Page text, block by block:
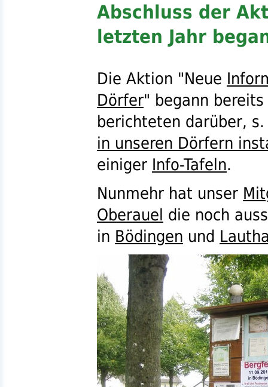
Abschluss der
letzten Jahr
Die Aktion "Neue
Dörfer" begann
berichteten darüber, s.
in unseren Dörfern
einiger Info-Tafeln.
Nunmehr hat unser
Oberauel die noch
in Bödingen und